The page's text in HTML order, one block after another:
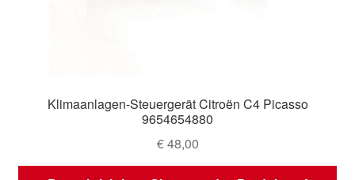
Klimaanlagen-Steuergerät Citroën C4 Picasso
9654654880
€48,00